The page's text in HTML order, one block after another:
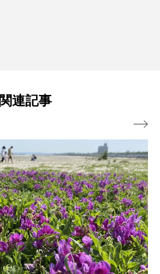
関連記事
